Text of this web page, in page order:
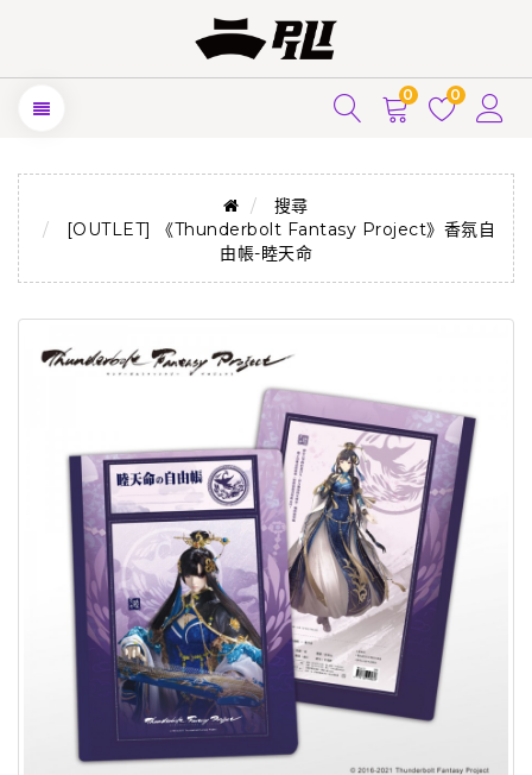
0 0
搜尋
[OUTLET] 《Thunderbolt Fantasy Project》香氛自
由帳-睦天命